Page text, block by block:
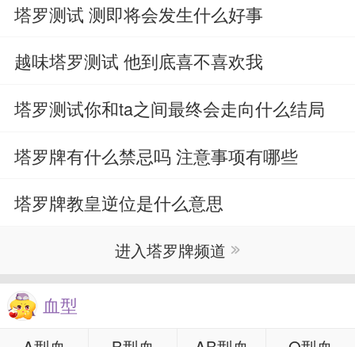
塔罗测试 测即将会发生什么好事
越味塔罗测试 他到底喜不喜欢我
塔罗测试你和ta之间最终会走向什么结局
塔罗牌有什么禁忌吗 注意事项有哪些
塔罗牌教皇逆位是什么意思
进入塔罗牌频道
血型